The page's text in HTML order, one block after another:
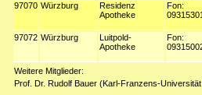
97070 Würzburg
Residenz
Apotheke
Fon:
97072 Würzburg
Luitpold-
Apotheke
Fon:
Weitere Mitglieder:
Prof. Dr. Rudolf Bauer (Karl-Franzens-